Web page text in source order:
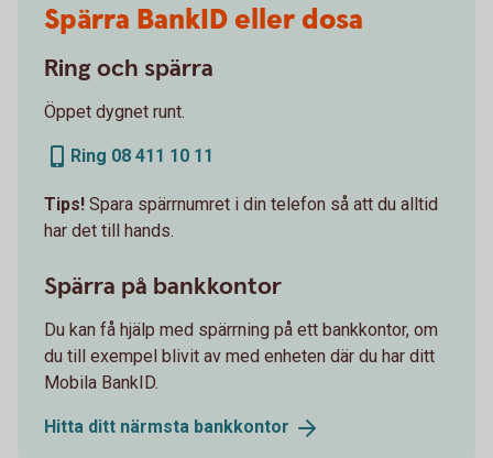
Spärra BankID eller dosa
Ring och spärra
Öppet dygnet runt.
Ring 08 411 10 11
Tips! Spara spärrnumret i din telefon så att du alltid
har det till hands.
Spärra på bankkontor
Du kan få hjälp med spärrning på ett bankkontor, om
du till exempel blivit av med enheten där du har ditt
Mobila BankID.
Hitta ditt närmsta bankkontor